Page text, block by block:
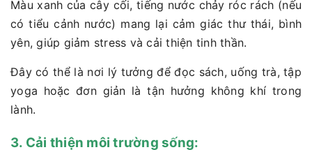
Màu xanh của cây cối, tiếng nước chảy róc rách (nếu
có tiểu cảnh nước) mang lại cảm giác thư thái, bình
yên, giúp giảm stress và cải thiện tinh thần.
Đây có thể là nơi lý tưởng để đọc sách, uống trà, tập
yoga hoặc đơn giản là tận hưởng không khí trong
lành.
3. Cải thiện môi trường sống: